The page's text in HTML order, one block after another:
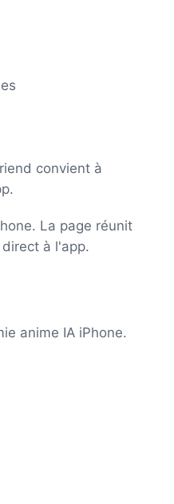
convient à
La page réunit
à l'app.
anime IA iPhone.